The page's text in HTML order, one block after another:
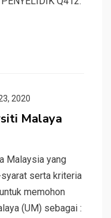
2020
Malaya
Malaysia yang
serta kriteria
memohon
(UM) sebagai :